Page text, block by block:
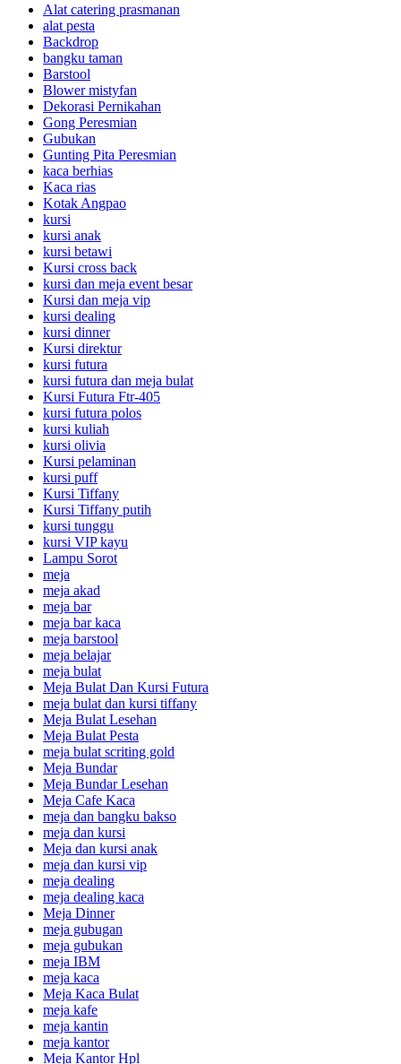
Alat catering prasmanan
alat pesta
Backdrop
bangku taman
Barstool
Blower mistyfan
Dekorasi Pernikahan
Gong Peresmian
Gubukan
Gunting Pita Peresmian
kaca berhias
Kaca rias
Kotak Angpao
kursi
kursi anak
kursi betawi
Kursi cross back
kursi dan meja event besar
Kursi dan meja vip
kursi dealing
kursi dinner
Kursi direktur
kursi futura
kursi futura dan meja bulat
Kursi Futura Ftr-405
kursi futura polos
kursi kuliah
kursi olivia
Kursi pelaminan
kursi puff
Kursi Tiffany
Kursi Tiffany putih
kursi tunggu
kursi VIP kayu
Lampu Sorot
meja
meja akad
meja bar
meja bar kaca
meja barstool
meja belajar
meja bulat
Meja Bulat Dan Kursi Futura
meja bulat dan kursi tiffany
Meja Bulat Lesehan
Meja Bulat Pesta
meja bulat scriting gold
Meja Bundar
Meja Bundar Lesehan
Meja Cafe Kaca
meja dan bangku bakso
meja dan kursi
Meja dan kursi anak
meja dan kursi vip
meja dealing
meja dealing kaca
Meja Dinner
meja gubugan
meja gubukan
meja IBM
meja kaca
Meja Kaca Bulat
meja kafe
meja kantin
meja kantor
Meja Kantor Hpl